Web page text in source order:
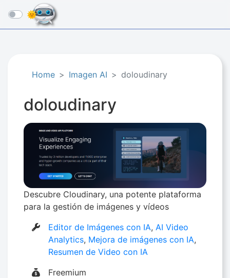
☰
Home Imagen AI doloudinary
doloudinary
Descubre Cloudinary, una potente plataforma
para la gestión de imágenes y vídeos
Editor de Imágenes con IA, AI Video
Analytics, Mejora de imágenes con IA,
Resumen de Video con IA
Freemium